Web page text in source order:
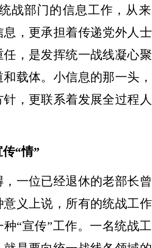
战部门的信息工作，从
息，更承担着传递党外人
任，是发挥统一战线凝心
和载体。小信息的那一头
针，更联系着发展全过程
“情”
位已经退休的老部长
意义上说，所有的统战工
种“宣传”工作。一名统战